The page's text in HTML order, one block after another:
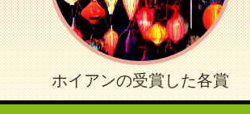
ホイアンの受賞した各賞